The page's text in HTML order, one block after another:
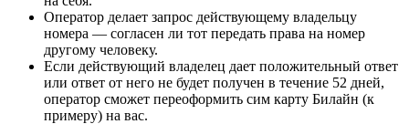
Оператор делает запрос действующему владельцу
номера — согласен ли тот передать права на номер
другому человеку.
Если действующий владелец дает положительный ответ
или ответ от него не будет получен в течение 52 дней,
оператор сможет переоформить сим карту Билайн (к
примеру) на вас.